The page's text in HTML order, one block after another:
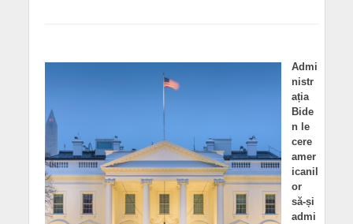
Admi
nistr
ația
Bide
n le
cere
amer
icanil
or
să-și
admi